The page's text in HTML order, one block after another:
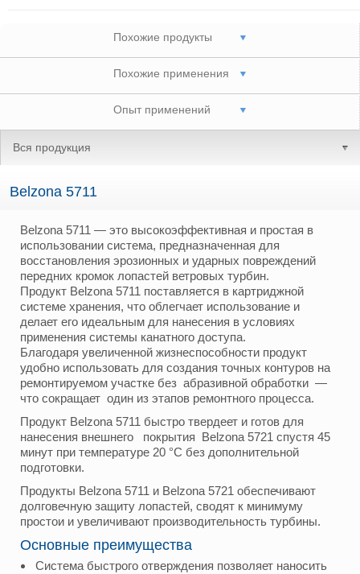
Похожие продукты
Похожие применения
Опыт применений
Вся продукция
Belzona 5711
Belzona 5711 — это высокоэффективная и простая в
использовании система, предназначенная для
восстановления эрозионных и ударных повреждений
передних кромок лопастей ветровых турбин.
Продукт Belzona 5711 поставляется в картриджной
системе хранения, что облегчает использование и
делает его идеальным для нанесения в условиях
применения системы канатного доступа.
Благодаря увеличенной жизнеспособности продукт
удобно использовать для создания точных контуров на
ремонтируемом участке без абразивной обработки —
что сокращает один из этапов ремонтного процесса.
Продукт Belzona 5711 быстро твердеет и готов для
нанесения внешнего покрытия Belzona 5721 спустя 45
минут при температуре 20 °C без дополнительной
подготовки.
Продукты Belzona 5711 и Belzona 5721 обеспечивают
долговечную защиту лопастей, сводят к минимуму
простои и увеличивают производительность турбины.
Основные преимущества
Система быстрого отверждения позволяет наносить